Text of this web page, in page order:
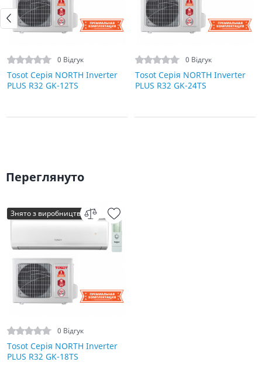
0 Відгук
Tosot Серія NORTH Inverter
PLUS R32 GK-12TS
0 Відгук
Tosot Серія NORTH Inverter
PLUS R32 GK-24TS
Переглянуто
Знято з виробництва
0 Відгук
Tosot Серія NORTH Inverter
PLUS R32 GK-18TS